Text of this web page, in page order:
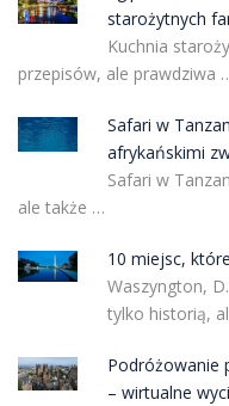
starożytnych
Kuchnia
przepisów, ale prawdziwa
Safari w
afrykańskimi
Safari w
ale także …
10 miejsc,
Waszyngton,
tylko historią,
Podróżowanie
– wirtualne